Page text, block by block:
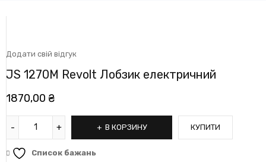
Додати свій відгук
JS 1270M Revolt Лобзик електричний
1870,00 ₴
В КОРЗИНУ КУПИТИ
Список бажань